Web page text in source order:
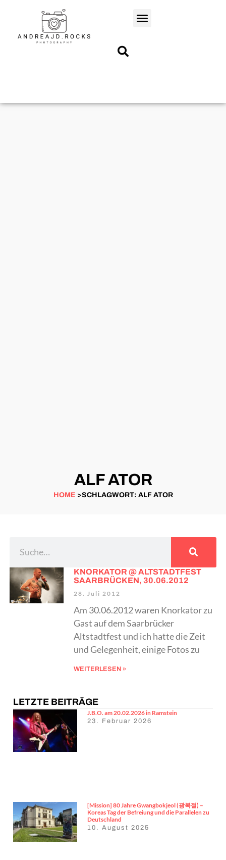
ALF ATOR
HOME >SCHLAGWORT: ALF ATOR
KNORKATOR @ ALTSTADTFEST
SAARBRÜCKEN, 30.06.2012
28. Juli 2012
Am 30.06.2012 waren Knorkator zu
Gast auf dem Saarbrücker
Altstadtfest und ich hatte die Zeit
und Gelegenheit, einige Fotos zu
WEITERLESEN »
LETZTE BEITRÄGE
J.B.O. am 20.02.2026 in Ramstein
23. Februar 2026
[Mission] 80 Jahre Gwangbokjeol (광복절) –
Koreas Tag der Befreiung und die Parallelen zu
Deutschland
10. August 2025